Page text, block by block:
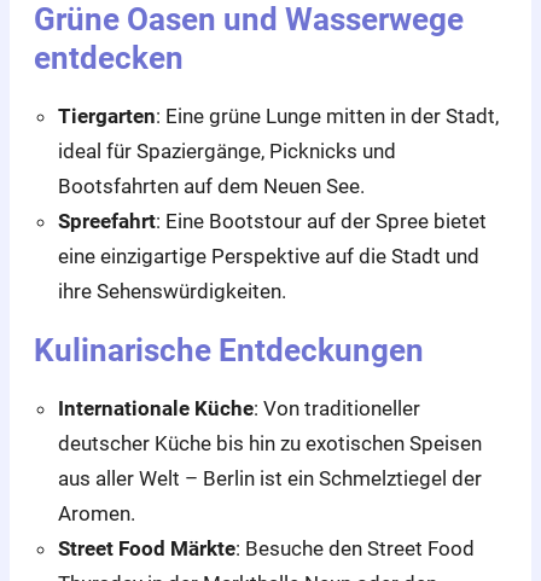
Grüne Oasen und Wasserwege
entdecken
Tiergarten: Eine grüne Lunge mitten in der Stadt,
ideal für Spaziergänge, Picknicks und
Bootsfahrten auf dem Neuen See.
Spreefahrt: Eine Bootstour auf der Spree bietet
eine einzigartige Perspektive auf die Stadt und
ihre Sehenswürdigkeiten.
Kulinarische Entdeckungen
Internationale Küche: Von traditioneller
deutscher Küche bis hin zu exotischen Speisen
aus aller Welt – Berlin ist ein Schmelztiegel der
Aromen.
Street Food Märkte: Besuche den Street Food